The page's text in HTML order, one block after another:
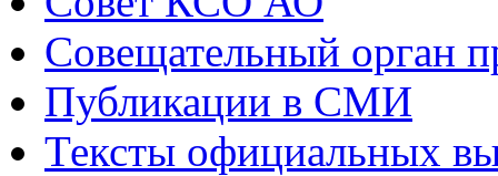
Совещательный орган
Публикации в СМИ
Тексты официальных